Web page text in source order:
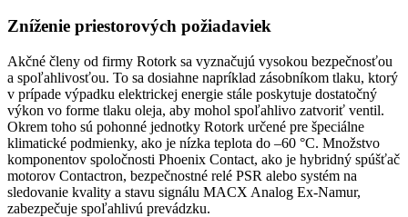
Zníženie priestorových požiadaviek
Akčné členy od firmy Rotork sa vyznačujú vysokou bezpečnosťou
a spoľahlivosťou. To sa dosiahne napríklad zásobníkom tlaku, ktorý
v prípade výpadku elektrickej energie stále poskytuje dostatočný
výkon vo forme tlaku oleja, aby mohol spoľahlivo zatvoriť ventil.
Okrem toho sú pohonné jednotky Rotork určené pre špeciálne
klimatické podmienky, ako je nízka teplota do –60 °C. Množstvo
komponentov spoločnosti Phoenix Contact, ako je hybridný spúšťač
motorov Contactron, bezpečnostné relé PSR alebo systém na
sledovanie kvality a stavu signálu MACX Analog Ex-Namur,
zabezpečuje spoľahlivú prevádzku.